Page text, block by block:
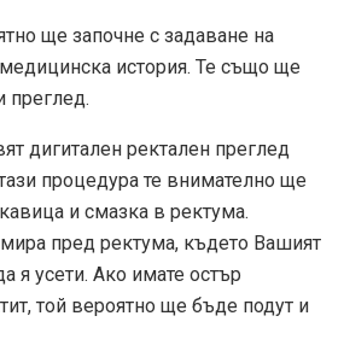
ще започне с задаване на
история. Те също ще
преглед.
дигитален ректален преглед
процедура те внимателно ще
и смазка в ректума.
пред ректума, където Вашият
я усети. Ако имате остър
той вероятно ще бъде подут и